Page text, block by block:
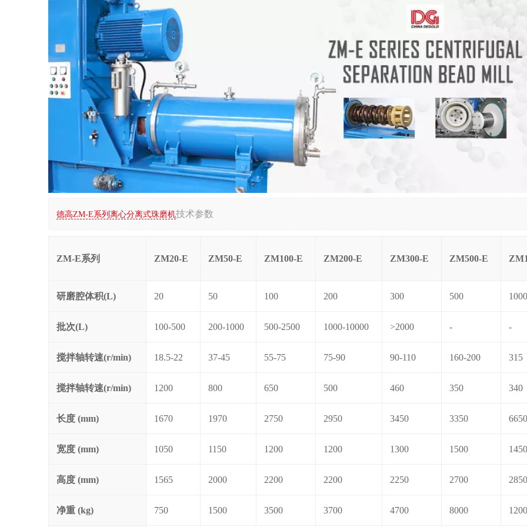
德高ZM-E系列离心分离式珠磨机技术参数
ZM-E系列 ZM20-E ZM50-E ZM100-E ZM200-E ZM300-E ZM500-E
研磨腔体积(L) 20 50 100 200 300 500 1000
批次(L) 100-500 200-1000 500-2500 1000-10000 >2000 - -
搅拌轴转速(r/min) 18.5-22 37-45 55-75 75-90 90-110 160-200 315
搅拌轴转速(r/min) 1200 800 650 500 460 350 340
长度 (mm) 1670 1970 2750 2950 3450 3350 6650
宽度 (mm) 1050 1150 1200 1200 1300 1500 1450
高度 (mm) 1565 2000 2200 2200 2250 2700 2850
净重 (kg) 750 1500 3500 3700 4700 8000